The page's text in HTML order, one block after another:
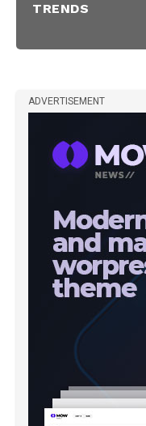
TRENDS
ADVERTISEMENT